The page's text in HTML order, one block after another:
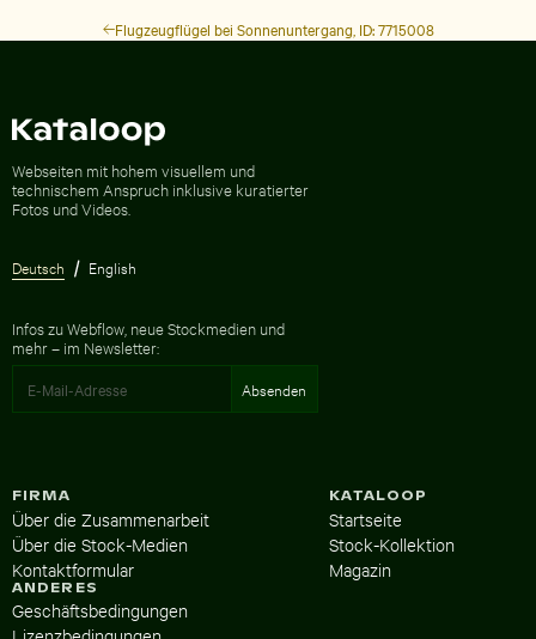
Flugzeugflügel bei Sonnenuntergang, ID: 7715008
Webseiten mit hohem visuellem und
technischem Anspruch inklusive kuratierter
Fotos und Videos.
Deutsch English
Infos zu Webflow, neue Stockmedien und
mehr – im Newsletter:
KATALOOP
Startseite
Stock-Kollektion
Magazin
FIRMA
Über die Zusammenarbeit
Über die Stock-Medien
Kontaktformular
ANDERES
Geschäftsbedingungen